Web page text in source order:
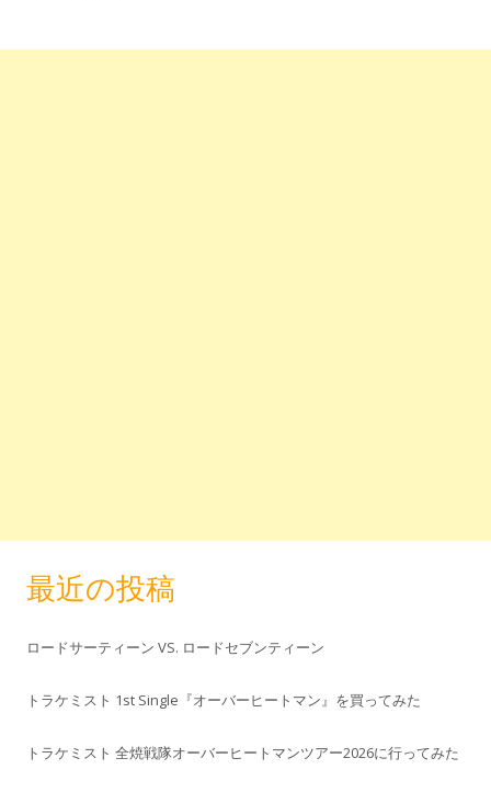
最近の投稿
ロードサーティーン VS. ロードセブンティーン
トラケミスト 1st Single『オーバーヒートマン』を買ってみた
トラケミスト 全焼戦隊オーバーヒートマンツアー2026に行ってみた